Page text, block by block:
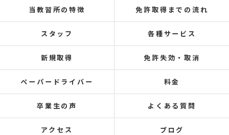
当教習所の特徴 免許取得までの流れ
スタッフ 各種サービス
新規取得 免許失効・取消
ペーパードライバー 料金
卒業生の声 よくある質問
アクセス ブログ